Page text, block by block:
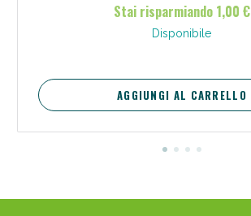
Stai risparmiando 1,00 €
Disponibile
AGGIUNGI AL CARRELLO